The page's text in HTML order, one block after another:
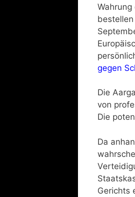
bestellen
gegen
Die
von
Die
Da
Gerichts